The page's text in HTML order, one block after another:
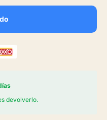
devolverlo.